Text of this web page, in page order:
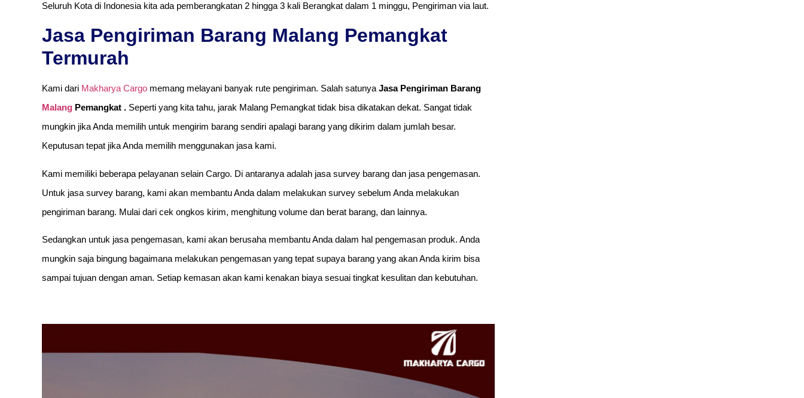
Seluruh Kota di Indonesia kita ada pemberangkatan 2 hingga 3 kali Berangkat dalam 1 minggu, Pengiriman via laut.
Jasa Pengiriman Barang Malang Pemangkat
Termurah
Kami dari Makharya Cargo memang melayani banyak rute pengiriman. Salah satunyaJasa Pengiriman Barang
Malang Pemangkat . Seperti yang kita tahu, jarak Malang Pemangkat tidak bisa dikatakan dekat. Sangat tidak
mungkin jika Anda memilih untuk mengirim barang sendiri apalagi barang yang dikirim dalam jumlah besar.
Keputusan tepat jika Anda memilih menggunakan jasa kami.
Kami memiliki beberapa pelayanan selain Cargo. Di antaranya adalah jasa survey barang dan jasa pengemasan.
Untuk jasa survey barang, kami akan membantu Anda dalam melakukan survey sebelum Anda melakukan
pengiriman barang. Mulai dari cek ongkos kirim, menghitung volume dan berat barang, dan lainnya.
Sedangkan untuk jasa pengemasan, kami akan berusaha membantu Anda dalam hal pengemasan produk. Anda
mungkin saja bingung bagaimana melakukan pengemasan yang tepat supaya barang yang akan Anda kirim bisa
sampai tujuan dengan aman. Setiap kemasan akan kami kenakan biaya sesuai tingkat kesulitan dan kebutuhan.